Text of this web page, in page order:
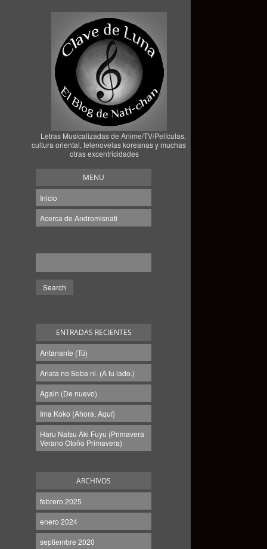
Letras Musicalizadas de Anime/TV/Películas,
cultura oriental, telenovelas koreanas y muchas
otras excentricidades
MENU
Inicio
Acerca de Andromisnati
ENTRADAS RECIENTES
Antanante (Tú)
Anata no Soba ni. (A tu lado.)
Again (De nuevo)
Ima Koko (Ahora, Aquí)
Haru Natsu Aki Fuyu (Primavera
Verano Otoño Primavera)
ARCHIVOS
febrero 2025
enero 2024
septiembre 2020